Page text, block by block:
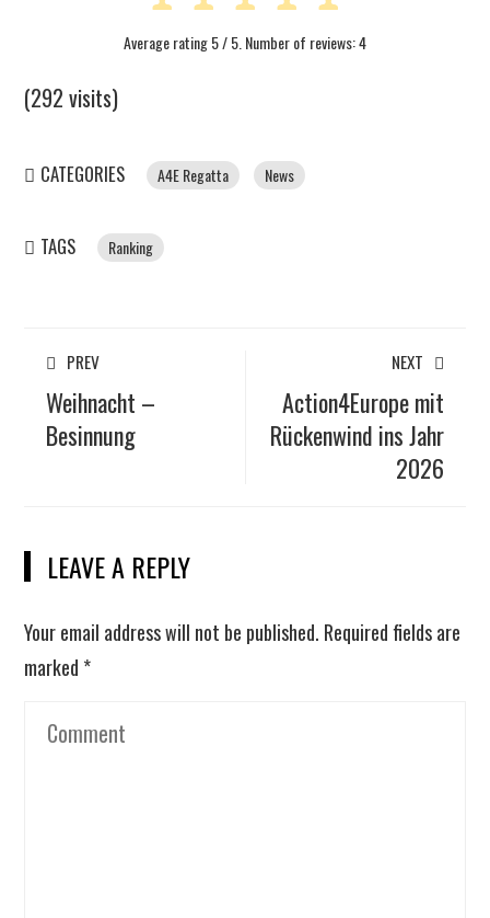
Average rating5/ 5. Number of reviews:4
(292 visits)
CATEGORIES A4E Regatta News
TAGS Ranking
PREV
Weihnacht –
Besinnung
NEXT
Action4Europe mit
Rückenwind ins Jahr
2026
LEAVE A REPLY
Your email address will not be published. Required fields are
marked *